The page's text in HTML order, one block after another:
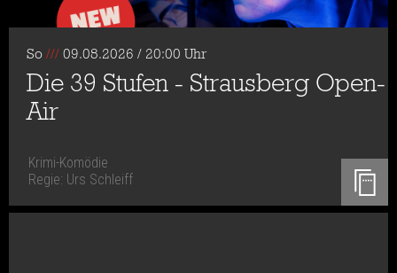
So /// 09.08.2026 / 20:00 Uhr
Die 39 Stufen - Strausberg Open-
Air
Krimi-Komödie
Regie: Urs Schleiff